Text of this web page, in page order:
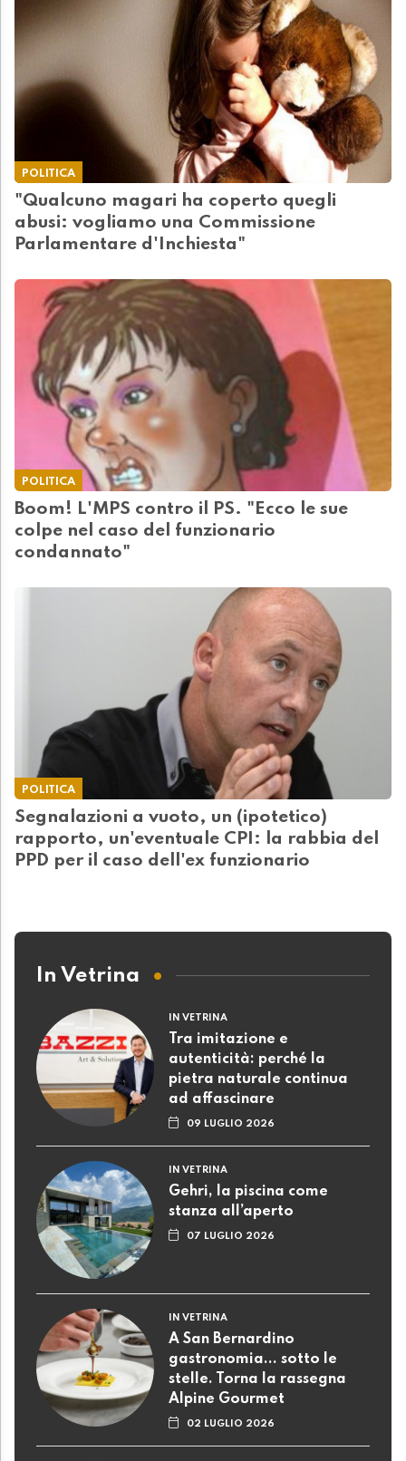
POLITICA
"Qualcuno magari ha coperto quegli
abusi: vogliamo una Commissione
Parlamentare d'Inchiesta"
POLITICA
Boom! L'MPS contro il PS. "Ecco le sue
colpe nel caso del funzionario
condannato"
POLITICA
Segnalazioni a vuoto, un (ipotetico)
rapporto, un'eventuale CPI: la rabbia del
PPD per il caso dell'ex funzionario
In Vetrina
IN VETRINA
Tra imitazione e
autenticità: perché la
pietra naturale continua
ad affascinare
09 LUGLIO 2026
IN VETRINA
Gehri, la piscina come
stanza all’aperto
07 LUGLIO 2026
IN VETRINA
A San Bernardino
gastronomia... sotto le
stelle. Torna la rassegna
Alpine Gourmet
02 LUGLIO 2026